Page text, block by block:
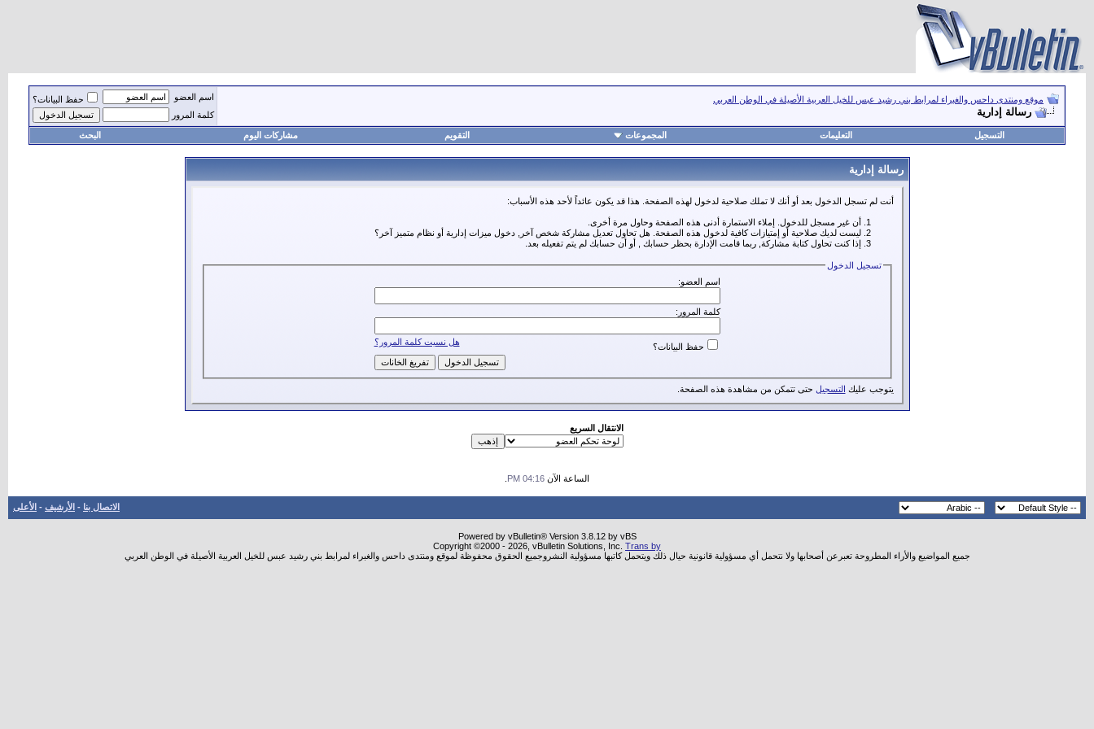
موقع ومنتدى داحس والغبراء لمرابط بني رشيد عبس للخيل العربية الأصيلة في الوطن العربي
رسالة إدارية
اسم العضو
حفظ البيانات؟
كلمة المرور
التسجيل التعليمات المجموعات التقويم مشاركات اليوم البحث
رسالة إدارية
أنت لم تسجل الدخول بعد أو أنك لا تملك صلاحية لدخول لهذه الصفحة. هذا قد يكون عائداً لأحد هذه الأسباب:
أن غير مسجل للدخول. إملاء الاستمارة أدنى هذه الصفحة وحاول مرة أخرى.
ليست لديك صلاحية أو إمتيازات كافية لدخول هذه الصفحة. هل تحاول تعديل مشاركة شخص آخر, دخول ميزات إدارية أو نظام متميز آخر؟
إذا كنت تحاول كتابة مشاركة, ربما قامت الإدارة بحظر حسابك , أو أن حسابك لم يتم تفعيله بعد.
تسجيل الدخول
اسم العضو:
كلمة المرور:
هل نسيت كلمة المرور؟ حفظ البيانات؟
يتوجب عليك التسجيل حتى تتمكن من مشاهدة هذه الصفحة.
الانتقال السريع
الساعة الآن 04:16 PM
الاتصال بنا - الأرشيف - الأعلى
Powered by vBulletin® Version 3.8.12 by vBS
Copyright ©2000 - 2026, vBulletin Solutions, Inc. Trans by
جميع المواضيع والأراء المطروحة تعبرعن أصحابها ولا نتحمل أي مسؤولية قانونية حيال ذلك ويتحمل كاتبها مسؤولية النشروجميع الحقوق محفوظة لموقع ومنتدى داحس والغبراء لمرابط بني رشيد عبس للخيل العربية الأصيلة في الوطن العربي